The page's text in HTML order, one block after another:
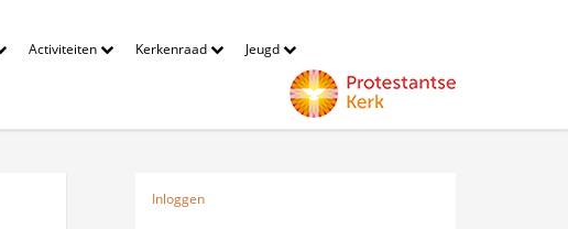
Activiteiten Kerkenraad Jeugd
Inloggen